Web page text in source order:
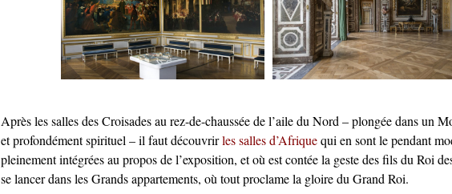
Après les salles des Croisades au rez-de-chaussée de l’aile du Nord – plongée dans un
et profondément spirituel – il faut découvrirles salles d’Afriquequi en sont le pendant
pleinement intégrées au propos de l’exposition, et où est contée la geste des fils du Roi
se lancer dans les Grands appartements, où tout proclame la gloire du Grand Roi.